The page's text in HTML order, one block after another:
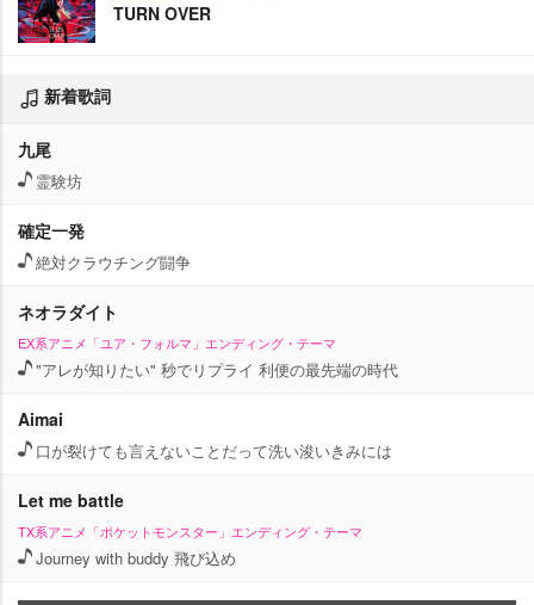
TURN OVER
新着歌詞
九尾
霊験坊
確定一発
絶対クラウチング闘争
ネオラダイト
EX系アニメ「ユア・フォルマ」エンディング・テーマ
"アレが知りたい" 秒でリプライ 利便の最先端の時代
Aimai
口が裂けても言えないことだって洗い浚いきみには
Let me battle
TX系アニメ「ポケットモンスター」エンディング・テーマ
Journey with buddy 飛び込め